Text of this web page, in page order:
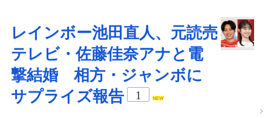
レインボー池田直人、元読売
テレビ・佐藤佳奈アナと電
撃結婚 相方・ジャンボに
サプライズ報告
1